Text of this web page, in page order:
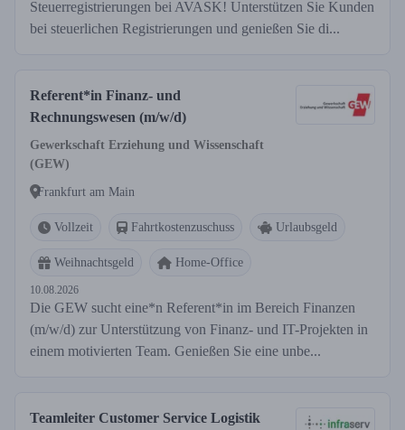
Steuerregistrierungen bei AVASK! Unterstützen Sie Kunden
bei steuerlichen Registrierungen und genießen Sie di...
Referent*in Finanz- und
Rechnungswesen (m/w/d)
Gewerkschaft Erziehung und Wissenschaft
(GEW)
Frankfurt am Main
Vollzeit Fahrtkostenzuschuss Urlaubsgeld
Weihnachtsgeld Home-Office
10.08.2026
Die GEW sucht eine*n Referent*in im Bereich Finanzen
(m/w/d) zur Unterstützung von Finanz- und IT-Projekten in
einem motivierten Team. Genießen Sie eine unbe...
Teamleiter Customer Service Logistik